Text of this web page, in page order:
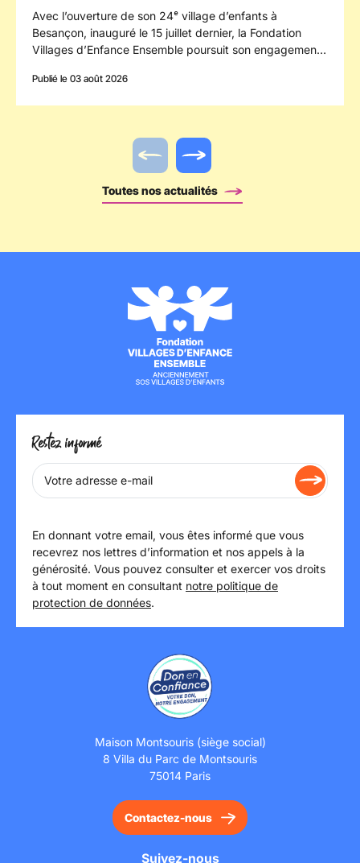
Avec l’ouverture de son 24ᵉ village d’enfants à
Besançon, inauguré le 15 juillet dernier, la Fondation
Villages d’Enfance Ensemble poursuit son engagement
l’enfance en s’implantant dans le département du
Publié le 03 août 2026
Actualité précédente
Actualité suivante
Toutes nos actualités
Restez informé
En donnant votre email, vous êtes informé que vous
recevrez nos lettres d’information et nos appels à la
générosité. Vous pouvez consulter et exercer vos droits
à tout moment en consultant notre politique de
protection de données.
Maison Montsouris (siège social)
8 Villa du Parc de Montsouris
75014 Paris
Contactez-nous
Suivez-nous